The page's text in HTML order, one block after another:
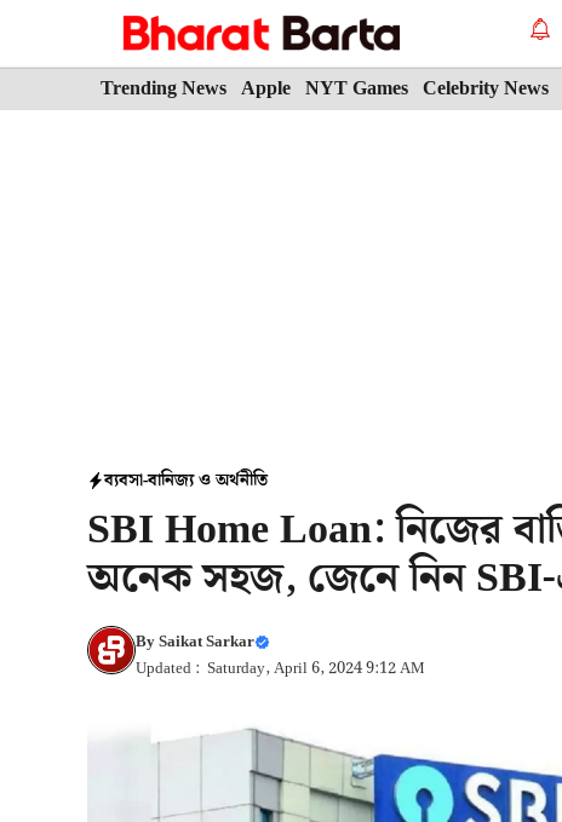
Trending News Apple NYT Games Celebrity News
ব্যবসা-বানিজ্য ও অর্থনীতি
SBI Home Loan: নিজের
অনেক সহজ, জেনে নিন
BySaikat Sarkar
Updated : Saturday, April 6, 2024 9:12 AM